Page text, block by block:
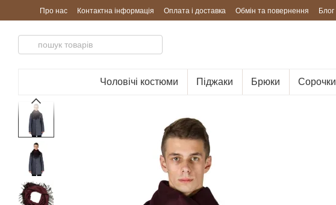
Перейти до основного контенту
Про нас Контактна інформація Оплата і доставка Обмін та повернення Блог
Чоловічі костюми Піджаки Брюки Сорочки